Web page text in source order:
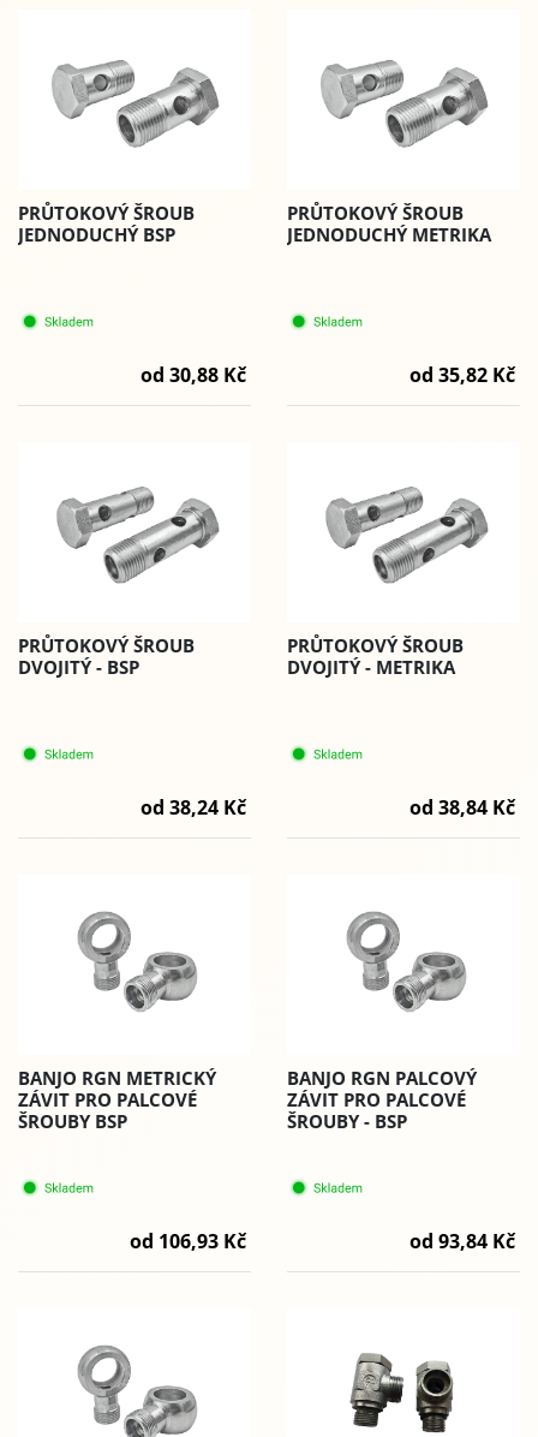
PRŮTOKOVÝ ŠROUB
JEDNODUCHÝ BSP
od 30,88 Kč
PRŮTOKOVÝ ŠROUB
JEDNODUCHÝ METRIKA
od 35,82 Kč
PRŮTOKOVÝ ŠROUB
DVOJITÝ - BSP
od 38,24 Kč
PRŮTOKOVÝ ŠROUB
DVOJITÝ - METRIKA
od 38,84 Kč
BANJO RGN METRICKÝ
ZÁVIT PRO PALCOVÉ
ŠROUBY BSP
od 106,93 Kč
BANJO RGN PALCOVÝ
ZÁVIT PRO PALCOVÉ
ŠROUBY - BSP
od 93,84 Kč